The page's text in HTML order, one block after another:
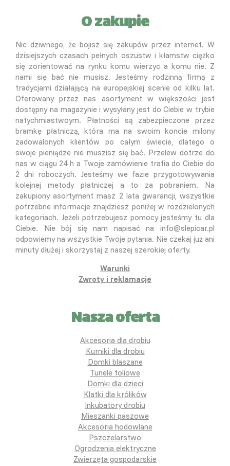
O zakupie
Nic dziwnego, że bojisz się zakupów przez internet. W
dzisiejszych czasach pełnych oszustw i kłamstw ciężko
się zorientować na rynku komu wierzyc a komu nie. Z
nami się bać nie musisz. Jesteśmy rodzinną firmą z
tradycjami działającą na europejskiej scenie od kilku lat.
Oferowany przez nas asortyment w większości jest
dostępny na magazynie i wysyłany jest do Ciebie w trybie
natychmiastwoym. Płatności są zabezpieczone przez
bramkę płatniczą, która ma na swoim koncie milony
zadowalonych klientów po całym świecie, dlatego o
swoje pieniądze nie muszisz się bać. Przelew dotrze do
nas w ciągu 24 h a Twoje zamówienie trafia do Ciebie do
2 dni roboczych. Jesteśmy we fazie przygotowywania
kolejnej metody płatniczej a to za pobraniem. Na
zakupiony asortyment masz 2 lata gwarancji, wszystkie
potrzebne informacje znajdziesz poniżej w rozdzielonych
kategoriach. Jeżeli potrzebujesz pomocy jesteśmy tu dla
Ciebie. Nie bój się nam napisać na info@slepicar.pl
odpowiemy na wszystkie Twoje pytania. Nie czekaj już ani
minuty dłużej i skorzystaj z naszej szerokiej oferty.
Warunki
Zwroty i reklamacje
Nasza oferta
Akcesoria dla drobiu
Kurniki dla drobiu
Domki blaszane
Tunele foliowe
Domki dla dzieci
Klatki dla królików
Inkubatory drobiu
Mieszanki paszowe
Akcesoria hodowlane
Pszczelarstwo
Ogrodzenia elektryczne
Zwierzęta gospodarskie